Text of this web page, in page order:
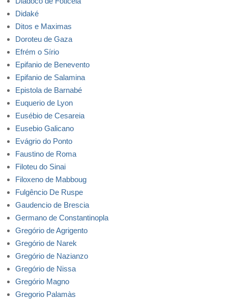
Didaké
Ditos e Maximas
Doroteu de Gaza
Efrém o Sírio
Epifanio de Benevento
Epifanio de Salamina
Epistola de Barnabé
Euquerio de Lyon
Eusébio de Cesareia
Eusebio Galicano
Evágrio do Ponto
Faustino de Roma
Filoteu do Sinai
Filoxeno de Mabboug
Fulgêncio De Ruspe
Gaudencio de Brescia
Germano de Constantinopla
Gregório de Agrigento
Gregório de Narek
Gregório de Nazianzo
Gregório de Nissa
Gregório Magno
Gregorio Palamàs